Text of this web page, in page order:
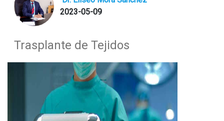
2023-05-09
Trasplante de Tejidos